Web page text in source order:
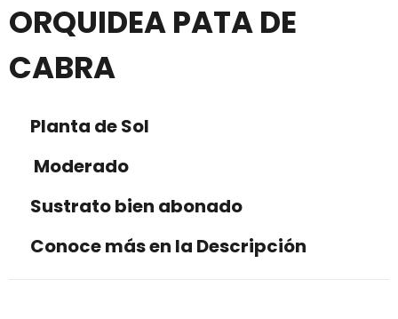
ORQUIDEA PATA DE
CABRA
Planta de Sol
Moderado
Sustrato bien abonado
Conoce más en la Descripción